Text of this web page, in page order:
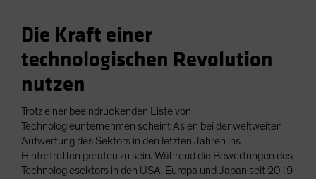
Die Kraft einer
technologischen Revolution
nutzen
Trotz einer beeindruckenden Liste von
Technologieunternehmen scheint Asien bei der weltweiten
Aufwertung des Sektors in den letzten Jahren ins
Hintertreffen geraten zu sein. Während die Bewertungen des
Technologiesektors in den USA, Europa und Japan seit 2019